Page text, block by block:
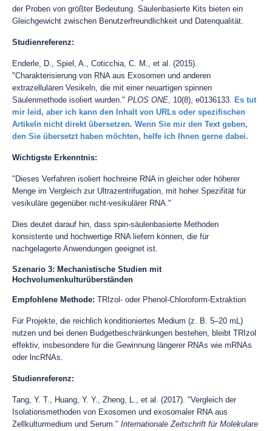
der Proben von größter Bedeutung. Säulenbasierte Kits bieten ein
Gleichgewicht zwischen Benutzerfreundlichkeit und Datenqualität.
Studienreferenz:
Enderle, D., Spiel, A., Coticchia, C. M., et al. (2015).
"Charakterisierung von RNA aus Exosomen und anderen
extrazellulären Vesikeln, die mit einer neuartigen spinnen
Säulenmethode isoliert wurden." PLOS ONE, 10(8), e0136133. Es tut
mir leid, aber ich kann den Inhalt von URLs oder spezifischen
Artikeln nicht direkt übersetzen. Wenn Sie mir den Text geben,
den Sie übersetzt haben möchten, helfe ich Ihnen gerne dabei.
Wichtigste Erkenntnis:
"Dieses Verfahren isoliert hochreine RNA in gleicher oder höherer
Menge im Vergleich zur Ultrazentrifugation, mit hoher Spezifität für
vesikuläre gegenüber nicht-vesikulärer RNA."
Dies deutet darauf hin, dass spin-säulenbasierte Methoden
konsistente und hochwertige RNA liefern können, die für
nachgelagerte Anwendungen geeignet ist.
Szenario 3: Mechanistische Studien mit
Hochvolumenkulturüberständen
Empfohlene Methode: TRIzol- oder Phenol-Chloroform-Extraktion
Für Projekte, die reichlich konditioniertes Medium (z. B. 5–20 mL)
nutzen und bei denen Budgetbeschränkungen bestehen, bleibt TRIzol
effektiv, insbesondere für die Gewinnung längerer RNAs wie mRNAs
oder lncRNAs.
Studienreferenz:
Tang, Y. T., Huang, Y. Y., Zheng, L., et al. (2017). "Vergleich der
Isolationsmethoden von Exosomen und exosomaler RNA aus
Zellkulturmedium und Serum." Internationale Zeitschrift für Molekulare